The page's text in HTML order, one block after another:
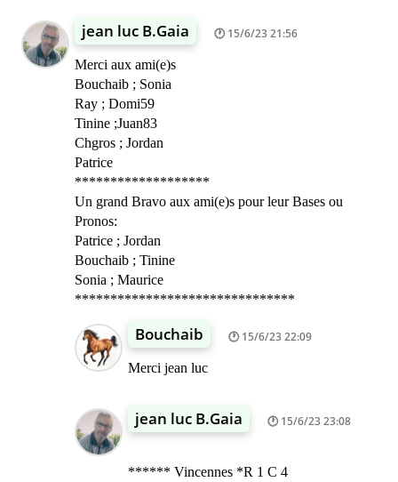
jean luc B.Gaia 15/6/23 21:56
Merci aux ami(e)s
Bouchaib ; Sonia
Ray ; Domi59
Tinine ;Juan83
Chgros ; Jordan
Patrice
*******************
Un grand Bravo aux ami(e)s pour leur Bases ou
Pronos:
Patrice ; Jordan
Bouchaib ; Tinine
Sonia ; Maurice
*******************************
Bouchaib 15/6/23 22:09
Merci jean luc
jean luc B.Gaia 15/6/23 23:08
****** Vincennes *R 1 C 4